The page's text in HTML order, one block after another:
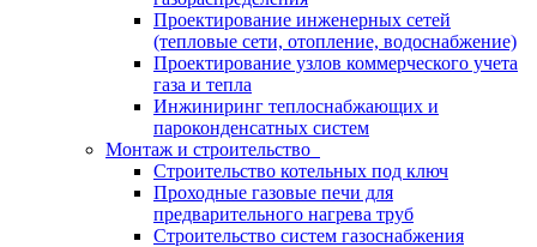
Проектирование инженерных сетей
(тепловые сети, отопление, водоснабжение)
Проектирование узлов коммерческого учета
газа и тепла
Инжиниринг теплоснабжающих и
пароконденсатных систем
Монтаж и строительство
Строительство котельных под ключ
Проходные газовые печи для
предварительного нагрева труб
Строительство систем газоснабжения